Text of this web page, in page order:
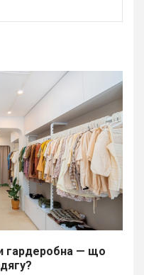
гардеробна — що